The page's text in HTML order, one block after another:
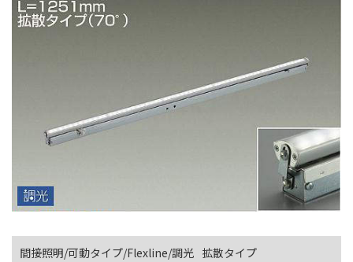
間接照明/可動タイプ/Flexline/調光 拡散タイプ